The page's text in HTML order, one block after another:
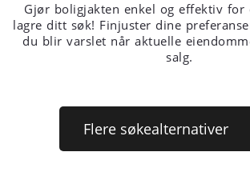
Gjør boligjakten enkel og effektiv for
lagre ditt søk! Finjuster dine
du blir varslet når aktuelle
salg.
Flere søkealternativer